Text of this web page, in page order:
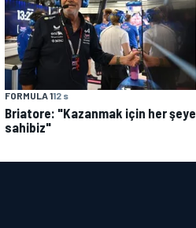
FORMULA 112 s
Briatore: "Kazanmak için her şeye
sahibiz"